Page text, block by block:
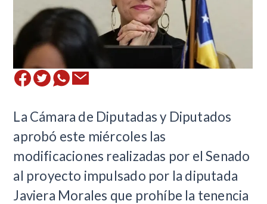
La Cámara de Diputadas y Diputados
aprobó este miércoles las
modificaciones realizadas por el Senado
al proyecto impulsado por la diputada
Javiera Morales que prohíbe la tenencia